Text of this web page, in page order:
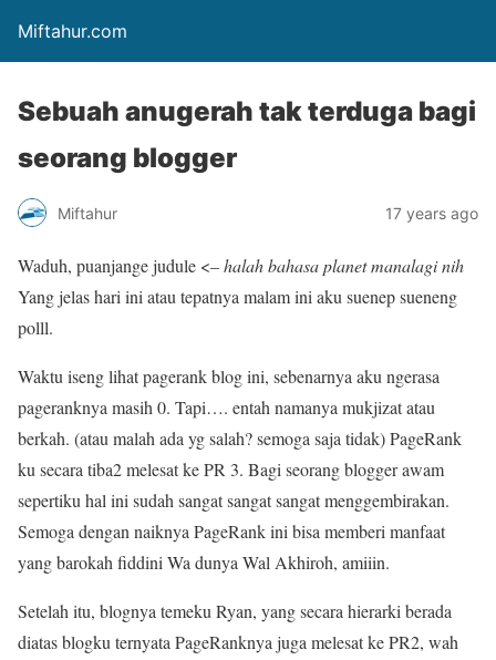
Miftahur.com
Sebuah anugerah tak terduga bagi
seorang blogger
Miftahur 17 years ago
Waduh, puanjange judule <–halah bahasa planet manalagi nih
Yang jelas hari ini atau tepatnya malam ini aku suenepsueneng
polll.
Waktu iseng lihat pagerank blog ini, sebenarnya aku ngerasa
pageranknya masih 0. Tapi…. entah namanya mukjizat atau
berkah. (atau malah ada yg salah? semoga saja tidak) PageRank
ku secara tiba2 melesat ke PR 3. Bagi seorang blogger awam
sepertiku hal ini sudah sangat sangat sangat menggembirakan.
Semoga dengan naiknya PageRank ini bisa memberi manfaat
yang barokah fiddini Wa dunya Wal Akhiroh, amiiin.
Setelah itu, blognya temeku Ryan, yang secara hierarki berada
diatas blogku ternyata PageRanknya juga melesat ke PR2, wah